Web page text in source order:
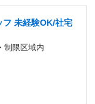
フ 未経験OK/社宅
制限区域内